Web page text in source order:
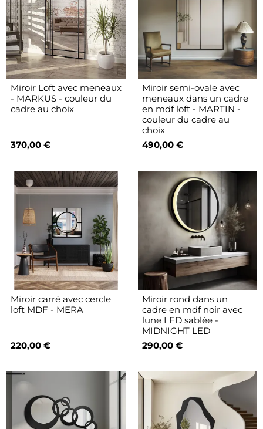
Miroir Loft avec meneaux
- MARKUS - couleur du
cadre au choix
370,00 €
Miroir semi-ovale avec
meneaux dans un cadre
en mdf loft - MARTIN -
couleur du cadre au
choix
490,00 €
Miroir carré avec cercle
loft MDF - MERA
220,00 €
Miroir rond dans un
cadre en mdf noir avec
lune LED sablée -
MIDNIGHT LED
290,00 €